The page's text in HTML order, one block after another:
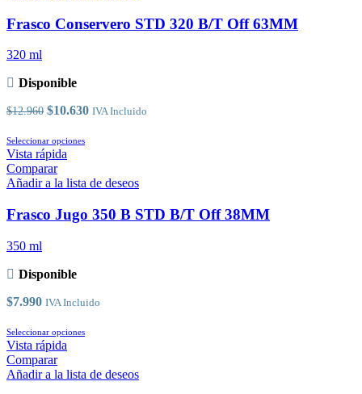
Las
opciones
la
de
Frasco Conservero STD 320 B/T Off 63MM
320 ml
Disponible
$12.960 El
original
era:
$12.960.
$10.630El
IVA Incluido
Seleccionar opcionesEste
múltiples
Las
opciones
la
Vista rápida
Comparar
Añadir a la lista de deseos
Frasco Jugo 350 B STD B/T Off 38MM
350 ml
Disponible
$7.990 IVA Incluido
Seleccionar opcionesEste
múltiples
Vista rápida
Comparar
Añadir a la lista de deseos